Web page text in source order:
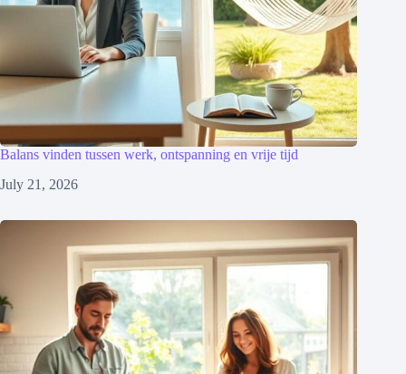
Balans vinden tussen werk, ontspanning en vrije tijd
July 21, 2026